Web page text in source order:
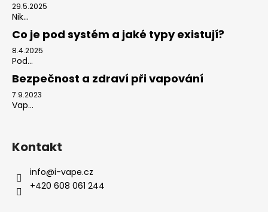
29.5.2025
Nik...
Co je pod systém a jaké typy existují?
8.4.2025
Pod...
Bezpečnost a zdraví při vapování
7.9.2023
Vap...
Kontakt
info@i-vape.cz
+420 608 061 244